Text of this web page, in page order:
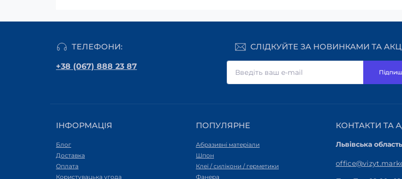
ТЕЛЕФОНИ:
+38 (067) 888 23 87
СЛІДКУЙТЕ ЗА НОВИНКАМИ ТА
ІНФОРМАЦІЯ
Блог
Доставка
Оплата
Користувацька угода
ПОПУЛЯРНЕ
Абразивні матеріали
Шпон
Клеї / силікони / герметики
Фанера
КОНТАКТИ ТА
Львівська